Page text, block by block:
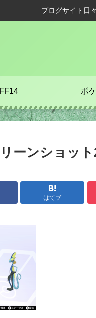
ブログサイト日
FF14 ポ
ーンショット
はてブ